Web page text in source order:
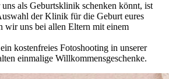
als Geburtsklinik schenken könnt, ist
der Klinik für die Geburt eures
wir uns bei allen Eltern mit einem
kostenfreies Fotoshooting in unserer
einmalige Willkommensgeschenke.